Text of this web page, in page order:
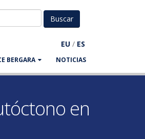
EU / ES
BERGARA NOTICIAS
en